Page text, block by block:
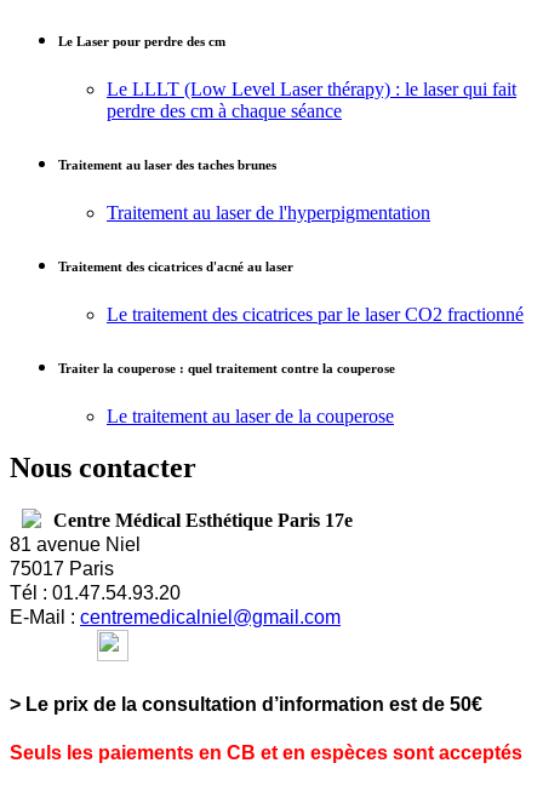
Le Laser pour perdre des cm
Le LLLT (Low Level Laser thérapy) : le laser qui fait
perdre des cm à chaque séance
Traitement au laser des taches brunes
Traitement au laser de l'hyperpigmentation
Traitement des cicatrices d'acné au laser
Le traitement des cicatrices par le laser CO2 fractionné
Traiter la couperose : quel traitement contre la couperose
Le traitement au laser de la couperose
Nous contacter
Centre Médical Esthétique Paris 17e
81 avenue Niel
75017 Paris
Tél : 01.47.54.93.20
E-Mail : centremedicalniel@gmail.com
> Le prix de la consultation d’information est de 50€
Seuls les paiements en CB et en espèces sont acceptés